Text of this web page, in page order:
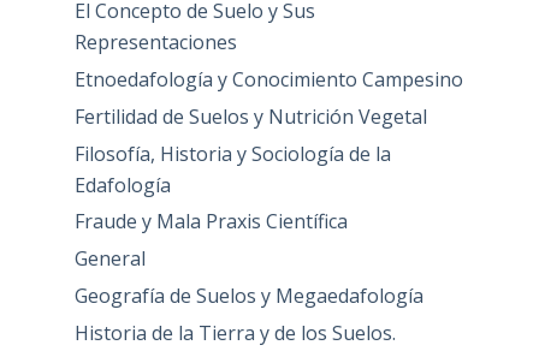
El Concepto de Suelo y Sus
Representaciones
Etnoedafología y Conocimiento Campesino
Fertilidad de Suelos y Nutrición Vegetal
Filosofía, Historia y Sociología de la
Edafología
Fraude y Mala Praxis Científica
General
Geografía de Suelos y Megaedafología
Historia de la Tierra y de los Suelos.